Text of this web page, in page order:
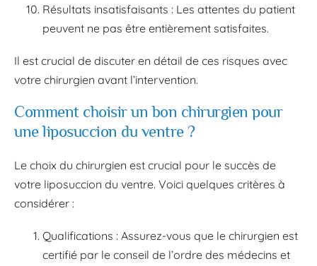
Résultats insatisfaisants : Les attentes du patient
peuvent ne pas être entièrement satisfaites.
Il est crucial de discuter en détail de ces risques avec
votre chirurgien avant l’intervention.
Comment choisir un bon chirurgien pour
une liposuccion du ventre ?
Le choix du chirurgien est crucial pour le succès de
votre liposuccion du ventre. Voici quelques critères à
considérer :
Qualifications : Assurez-vous que le chirurgien est
certifié par le conseil de l’ordre des médecins et